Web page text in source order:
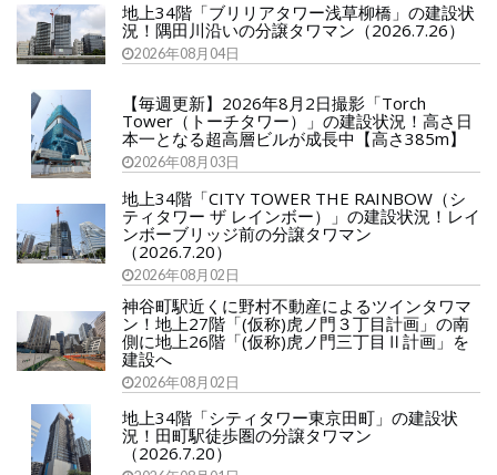
地上34階「ブリリアタワー浅草柳橋」の建設状
況！隅田川沿いの分譲タワマン（2026.7.26）
2026年08月04日
【毎週更新】2026年8月2日撮影「Torch
Tower（トーチタワー）」の建設状況！高さ日
本一となる超高層ビルが成長中【高さ385m】
2026年08月03日
地上34階「CITY TOWER THE RAINBOW（シ
ティタワー ザ レインボー）」の建設状況！レイ
ンボーブリッジ前の分譲タワマン
（2026.7.20）
2026年08月02日
神谷町駅近くに野村不動産によるツインタワマ
ン！地上27階「(仮称)虎ノ門３丁目計画」の南
側に地上26階「(仮称)虎ノ門三丁目Ⅱ計画」を
建設へ
2026年08月02日
地上34階「シティタワー東京田町」の建設状
況！田町駅徒歩圏の分譲タワマン
（2026.7.20）